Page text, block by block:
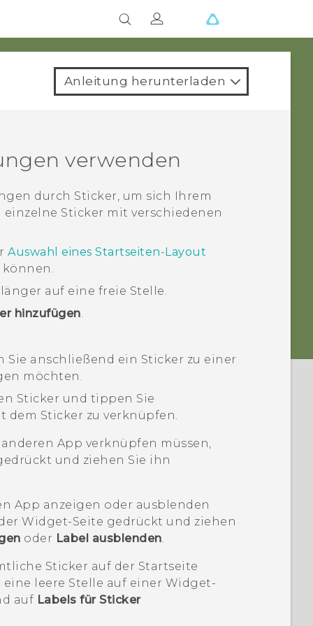
Anleitung herunterladen
verwenden
durch Sticker, um sich Ihrem
Sticker mit verschiedenen
Auswahl eines Startseiten-Layout
können.
auf eine freie Stelle.
hinzufügen.
anschließend ein Sticker zu einer
möchten.
Sticker und tippen Sie
dem Sticker zu verknüpfen.
App verknüpfen müssen,
und ziehen Sie ihn
App anzeigen oder ausblenden
Widget-Seite gedrückt und ziehen
oder Label ausblenden
Sticker auf der Startseite
leere Stelle auf einer Widget-
auf Labels für Sticker